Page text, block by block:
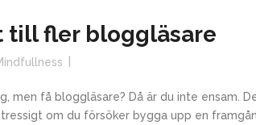
till fler bloggläsare
men få bloggläsare? Då är du inte ensam.
om du försöker bygga upp en